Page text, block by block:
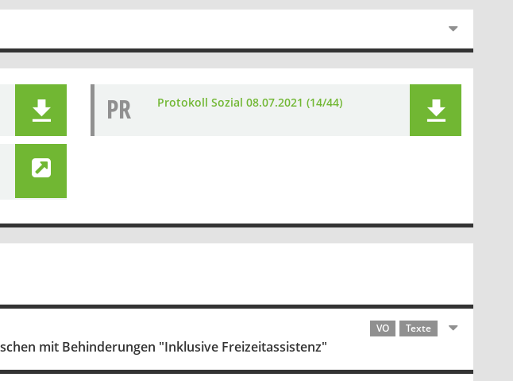
PR Protokoll Sozial 08.07.2021 (14/44)
VO Texte
mit Behinderungen "Inklusive Freizeitassistenz"